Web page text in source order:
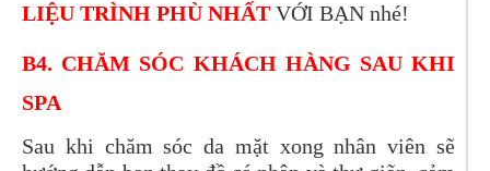
LIỆU TRÌNH PHÙ NHẤT VỚI BẠN nhé!
B4. CHĂM SÓC KHÁCH HÀNG SAU KHI
SPA
Sau khi chăm sóc da mặt xong nhân viên sẽ